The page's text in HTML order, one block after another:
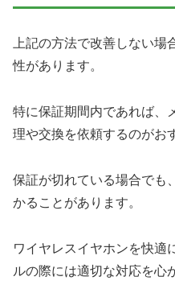
上記の方法で改善しない場
性があります。
特に保証期間内であれば、
理や交換を依頼するのがお
保証が切れている場合でも
かることがあります。
ワイヤレスイヤホンを快適
ルの際には適切な対応を心